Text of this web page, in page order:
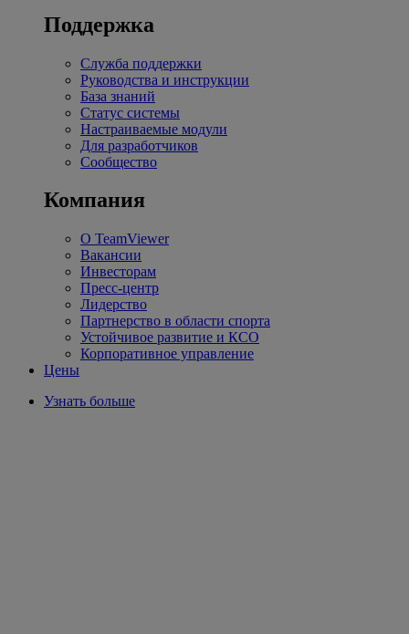
Поддержка
Служба поддержки
Руководства и инструкции
База знаний
Статус системы
Настраиваемые модули
Для разработчиков
Сообщество
Компания
О TeamViewer
Вакансии
Инвесторам
Пресс-центр
Лидерство
Партнерство в области спорта
Устойчивое развитие и КСО
Корпоративное управление
Цены
Узнать больше